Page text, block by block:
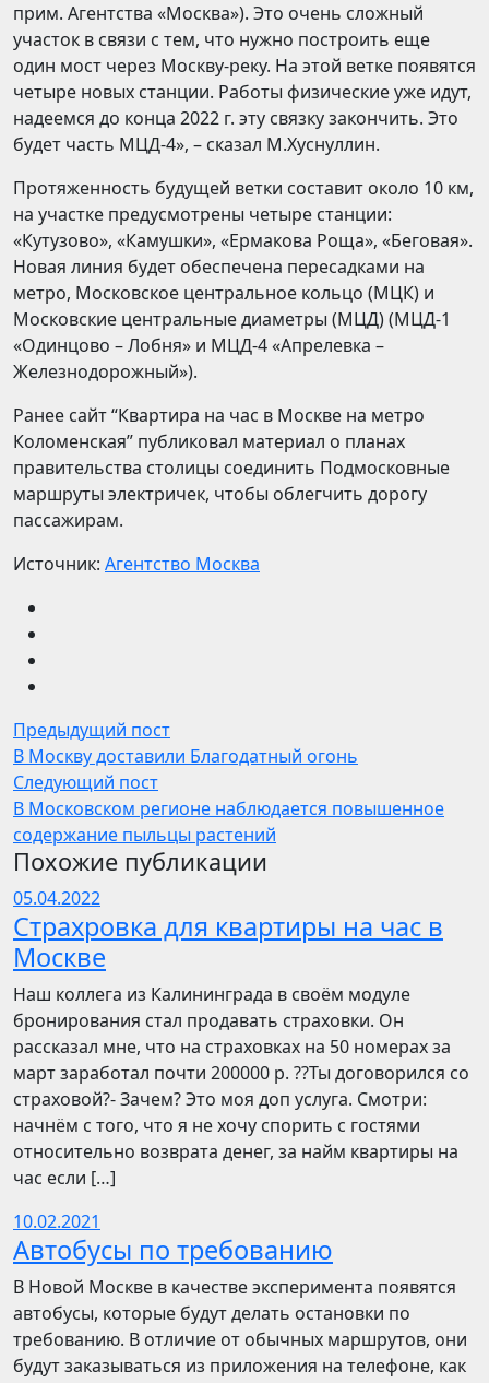
прим. Агентства «Москва»). Это очень сложный
участок в связи с тем, что нужно построить еще
один мост через Москву-реку. На этой ветке появятся
четыре новых станции. Работы физические уже идут,
надеемся до конца 2022 г. эту связку закончить. Это
будет часть МЦД-4», – сказал М.Хуснуллин.
Протяженность будущей ветки составит около 10 км,
на участке предусмотрены четыре станции:
«Кутузово», «Камушки», «Ермакова Роща», «Беговая».
Новая линия будет обеспечена пересадками на
метро, Московское центральное кольцо (МЦК) и
Московские центральные диаметры (МЦД) (МЦД-1
«Одинцово – Лобня» и МЦД-4 «Апрелевка –
Железнодорожный»).
Ранее сайт “Квартира на час в Москве на метро
Коломенская” публиковал материал о планах
правительства столицы соединить Подмосковные
маршруты электричек, чтобы облегчить дорогу
пассажирам.
Источник: Агентство Москва
Предыдущий пост
В Москву доставили Благодатный огонь
Следующий пост
В Московском регионе наблюдается повышенное
содержание пыльцы растений
Похожие публикации
05.04.2022
Страхровка для квартиры на час в
Москве
Наш коллега из Калининграда в своём модуле
бронирования стал продавать страховки. Он
рассказал мне, что на страховках на 50 номерах за
март заработал почти 200000 р. ??Ты договорился со
страховой?- Зачем? Это моя доп услуга. Смотри:
начнём с того, что я не хочу спорить с гостями
относительно возврата денег, за найм квартиры на
час если […]
10.02.2021
Автобусы по требованию
В Новой Москве в качестве эксперимента появятся
автобусы, которые будут делать остановки по
требованию. В отличие от обычных маршрутов, они
будут заказываться из приложения на телефоне, как